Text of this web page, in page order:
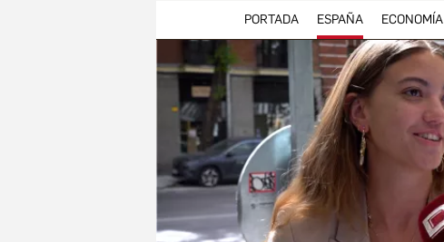
PORTADA ESPAÑA ECONOMÍA